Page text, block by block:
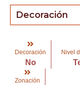
Decoración
Decoración
No
Nivel
Zonación